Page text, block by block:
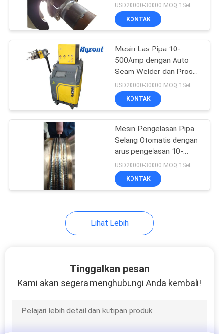
Mesin pemotong
plasma CNC
mesin pemotong
laser cnc
45
pengelasan
dan Arus Las 10-500Amp
untuk TIG Dengan
Pengumpanan Kawat
USD20000-30000 MOQ:1Set
KONTAK
Mesin Las Pipa 10-
500Amp dengan Auto
Seam Welder dan Proses
Pengelasan TIG/MIG
untuk Konstruksi Pipa
USD20000-30000 MOQ:1Set
KONTAK
Mesin Pengelasan Pipa
Selang Otomatis dengan
arus pengelasan 10-
500Amp 220V / 380V
Tegangan dan TIG
Dengan Wire Feeding
USD20000-30000 MOQ:1Set
KONTAK
Lihat Lebih
Tinggalkan pesan
Kami akan segera menghubungi Anda kembali!